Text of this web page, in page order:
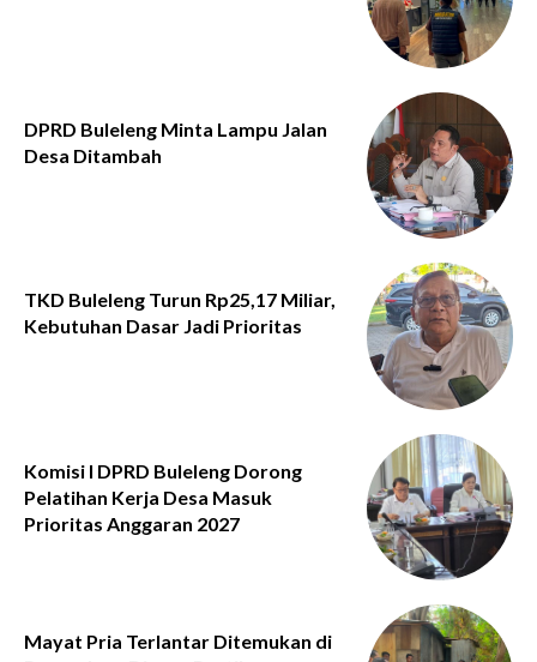
DPRD Buleleng Minta Lampu Jalan
Desa Ditambah
TKD Buleleng Turun Rp25,17 Miliar,
Kebutuhan Dasar Jadi Prioritas
Komisi I DPRD Buleleng Dorong
Pelatihan Kerja Desa Masuk
Prioritas Anggaran 2027
Mayat Pria Terlantar Ditemukan di